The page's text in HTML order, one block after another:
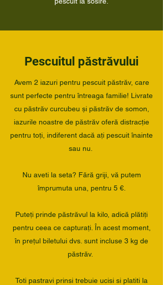
Pescuitul păstrăvului
Avem 2 iazuri pentru pescuit păstrăv, care
sunt perfecte pentru întreaga familie! Livrate
cu păstrăv curcubeu și păstrăv de somon,
iazurile noastre de păstrăv oferă distracție
pentru toți, indiferent dacă ați pescuit înainte
sau nu.
Nu aveti la seta? Fără griji, vă putem
împrumuta una, pentru 5 €.
Puteți prinde păstrăvul la kilo, adică plătiți
pentru ceea ce capturați. În acest moment,
în prețul biletului dvs. sunt incluse 3 kg de
păstrăv.
Toti pastravi prinsi trebuie ucisi si platiti la